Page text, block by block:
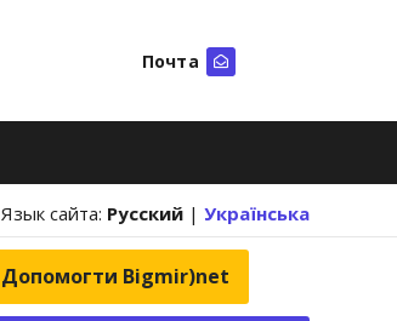
Почта
Язык сайта: Русский | Українська
Допомогти Bigmir)net